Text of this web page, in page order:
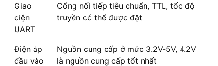
Giao
diện
UART
Cổng nối tiếp tiêu chuẩn, TTL, tốc độ
truyền có thể được đặt
Điện áp
đầu vào
Nguồn cung cấp ở mức 3.2V-5V, 4.2V
là nguồn cung cấp tốt nhất